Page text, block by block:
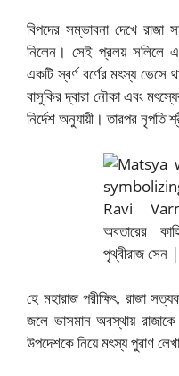
বিপদের সম্ভাবনা দেখে
নিলেন। সেই প্রলয় সলিলে
একটি স্বর্ণ বর্ণের মৎস্য ভেসে
বাসুকির দ্বারা নৌকা এবং
নির্দেশ অনুযায়ী। তারপর নৃপতি
হে মহারাজ পরীক্ষিৎ, রাজা
জলে ভাসমান অবস্থায়
উপদেশকে নিয়ে মৎস্য পুরাণ